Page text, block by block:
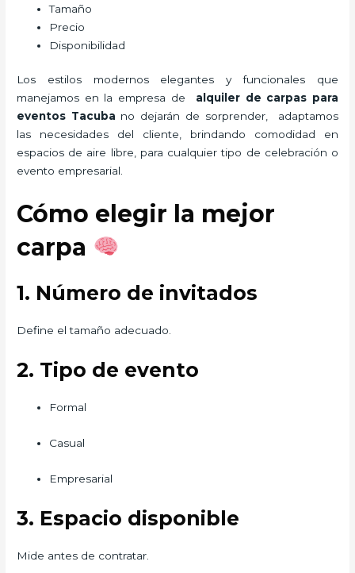
Tamaño
Precio
Disponibilidad
Los estilos modernos elegantes y funcionales que
manejamos en la empresa de alquiler de carpas para
eventos Tacuba no dejarán de sorprender, adaptamos
las necesidades del cliente, brindando comodidad en
espacios de aire libre, para cualquier tipo de celebración o
evento empresarial.
Cómo elegir la mejor
carpa
1. Número de invitados
Define el tamaño adecuado.
2. Tipo de evento
Formal
Casual
Empresarial
3. Espacio disponible
Mide antes de contratar.